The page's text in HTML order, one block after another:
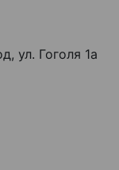
ул. Гоголя 1а